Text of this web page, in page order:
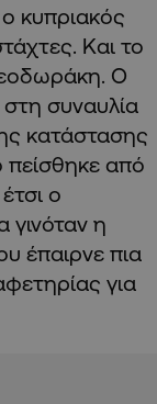
κυπριακός
Και το
Ο
συναυλία
κατάστασης
πείσθηκε από
ο
η
έπαιρνε πια
για